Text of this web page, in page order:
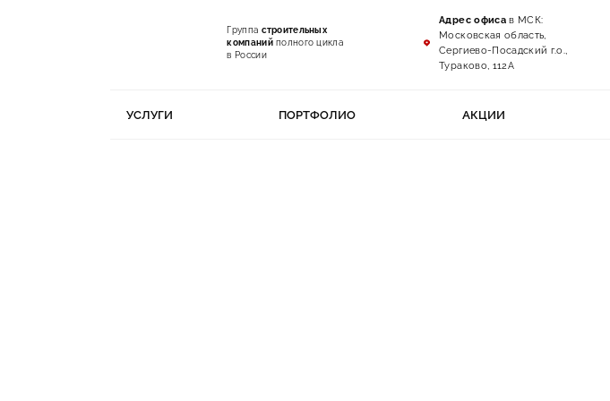
Группа строительных
компанийполного цикла
в России
Адрес офисав МСК:
Московская область,
Сергиево-Посадский г.о.,
Тураково, 112А
УСЛУГИ ПОРТФОЛИО АКЦИИ